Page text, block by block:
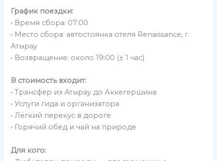
График поездки:
• Время сбора: 07:00
• Место сбора: автостоянка отеля Renaissance, г.
Атырау
• Возвращение: около 19:00 (± 1 час)
В стоимость входит:
• Трансфер из Атырау до Аккегершина
• Услуги гида и организатора
• Лёгкий перекус в дороге
• Горячий обед и чай на природе
Для кого: